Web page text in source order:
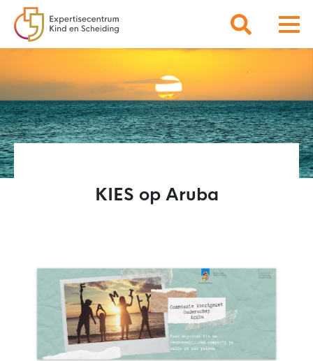
KIES op Aruba